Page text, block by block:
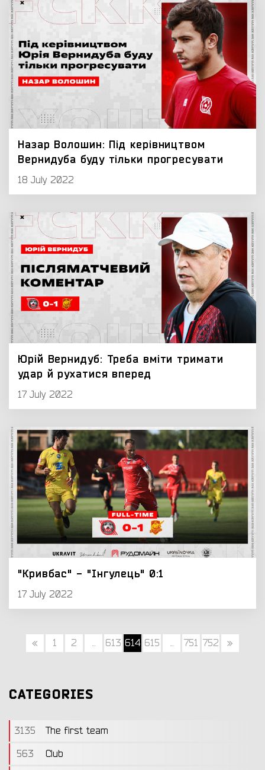
Назар Волошин: Під керівництвом
Вернидуба буду тільки прогресувати
18 July 2022
Юрій Вернидуб: Треба вміти тримати
удар й рухатися вперед
17 July 2022
"Кривбас" - "Інгулець" 0:1
17 July 2022
« 1 2 ... 613 614 615 ... 751 752 »
CATEGORIES
3135
The first team
563
Club